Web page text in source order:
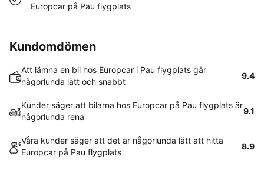
Europcar på Pau flygplats
Kundomdömen
Att lämna en bil hos Europcar i Pau flygplats går
någorlunda lätt och snabbt
9.4
Kunder säger att bilarna hos Europcar på Pau flygplats är
någorlunda rena
9.1
Våra kunder säger att det är någorlunda lätt att hitta
Europcar på Pau flygplats
8.9